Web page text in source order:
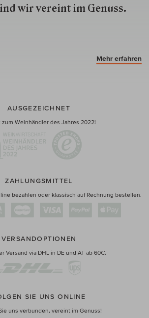
wir ver­eint im Genuss.
Mehr erfahren
AUSGEZEICHNET
zum Weinhändler des Jahres 2022!
ZAHLUNGSMITTEL
bezahlen oder klassisch auf Rechnung bestellen.
VERSANDOPTIONEN
Versand via DHL in DE und AT ab 60€.
SIE UNS ONLINE
uns verbunden, vereint im Genuss!